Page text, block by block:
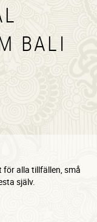
BALI
alla tillfällen, små
själv.